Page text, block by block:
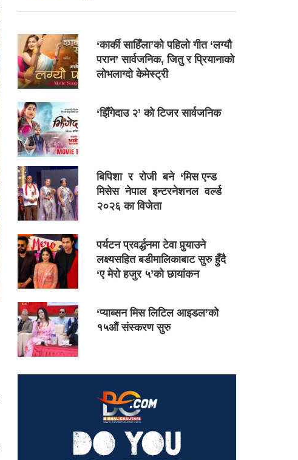
‘कार्की साहिँला’को पहिलो गीत ‘लग्यौ
परान’ सार्वजनिक, जितु र प्रियानाको
लोभलाग्दो केमेस्ट्री
‘झिँगेदाउ २’ को टिजर सार्वजनिक
बिपिशा र रोजी बने ‘मिस एन्ड
मिसेस नेपाल इन्टरनेशनल वर्ल्ड
२०२६ का विजेता
पर्यटन प्रवर्द्धनमा टेवा पुर्‍याउने
लक्ष्यसहित बडीमालिकाबाट सुरु हुँदै
‘ए मेरो हजुर ५’को छायांकन
‘प्याब्सन मिस लिटिल आइडल’को
१५औं संस्करण सुरु